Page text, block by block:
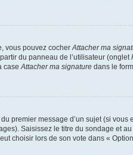
vous pouvez cocher Attacher ma
du panneau de l’utilisateur (onglet
case Attacher ma signature dans le
premier message d’un sujet (si vous
Saisissez le titre du sondage et
choisir lors de son vote dans «